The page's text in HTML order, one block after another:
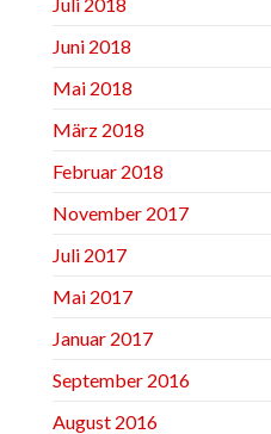
Juni 2018
Mai 2018
März 2018
Februar 2018
November 2017
Juli 2017
Mai 2017
Januar 2017
September 2016
August 2016